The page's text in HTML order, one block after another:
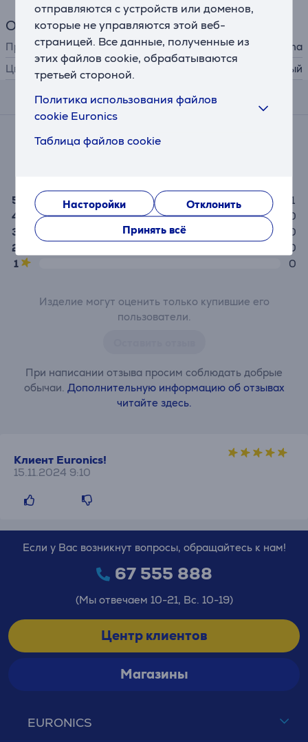
отправляются с устройств или доменов,
которые не управляются этой веб-
страницей. Все данные, полученные из
этих файлов cookie, обрабатываются
третьей стороной.
Политика использования файлов
cookie Euronics
Таблица файлов cookie
Насторойки
Отклонить
Принять всё
Общий параметр
Производитель
Hama
Цвет
черный
Отзывы
5
1
4
0
3
0
2
0
1
0
Изделие могут оценить только купившие его
пользователи.
При написании отзыва просим соблюдать добрые
обычаи. Дополнительную информацию об отзывах
читайте здесь.
Клиент Euronics!
15.11.2024 9:10
EURONICS
Если у Вас возникнут вопросы, обращайтесь к нам!
67 555 888
(Мы отвечаем 10-21, Вс. 10-19)
Центр клиентов
Магазины